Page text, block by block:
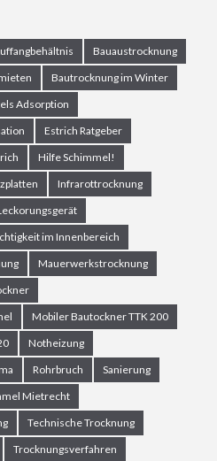
Bauaustrocknung
Bautrocknung im Winter
Adsorption
Estrich Ratgeber
Hilfe Schimmel!
Infrarottrocknung
im Innenbereich
Mauerwerkstrocknung
Mobiler Bautockner TTK 200
Notheizung
Rohrbruch
Sanierung
Mietrecht
Technische Trocknung
Trocknungsverfahren